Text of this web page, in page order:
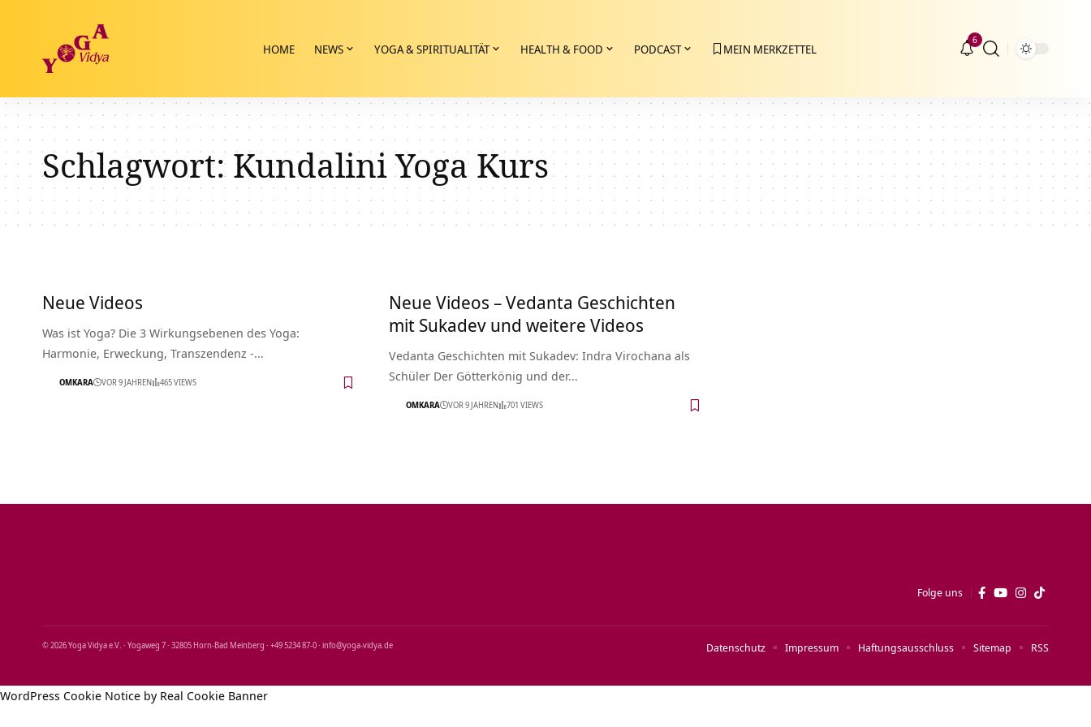
HOME NEWS YOGA & SPIRITUALITÄT HEALTH & FOOD PODCAST MEIN MERKZETTEL
6
Schlagwort:Kundalini Yoga Kurs
Neue Videos
Was ist Yoga? Die 3 Wirkungsebenen des Yoga:
Harmonie, Erweckung, Transzendenz -…
OMKARA VOR 9 JAHREN 465 VIEWS
Neue Videos – Vedanta Geschichten
mit Sukadev und weitere Videos
Vedanta Geschichten mit Sukadev: Indra Virochana als
Schüler Der Götterkönig und der…
OMKARA VOR 9 JAHREN 701 VIEWS
Folge uns
© 2026 Yoga Vidya e.V. · Yogaweg 7 · 32805 Horn‑Bad Meinberg · +49 5234 87‑0 · info@yoga‑vidya.de Datenschutz Impressum Haftungsausschluss Sitemap RSS
WordPress Cookie Notice by Real Cookie Banner